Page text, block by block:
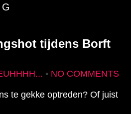
tijdens Borft
• NO COMMENTS
te gekke optreden? Of juist